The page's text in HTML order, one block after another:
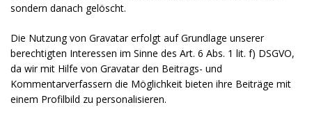
sondern danach gelöscht.
Die Nutzung von Gravatar erfolgt auf Grundlage unserer
berechtigten Interessen im Sinne des Art. 6 Abs. 1 lit. f) DSGVO,
da wir mit Hilfe von Gravatar den Beitrags- und
Kommentarverfassern die Möglichkeit bieten ihre Beiträge mit
einem Profilbild zu personalisieren.